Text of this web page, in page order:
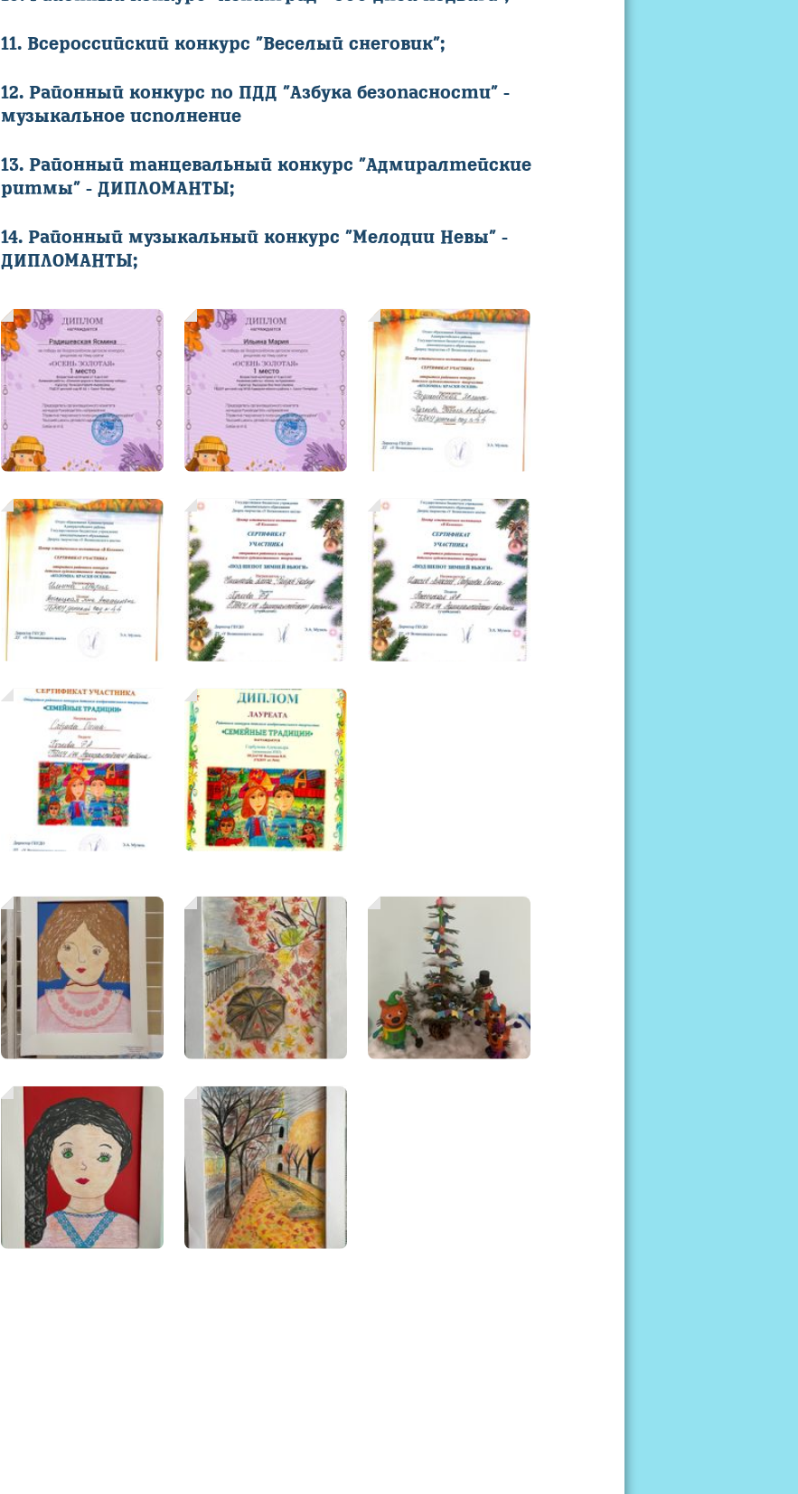
11. Всеросcийский конкурс "Веселый снеговик";
12. Районный конкурс по ПДД "Азбука безопасности" -
музыкальное исполнение
13. Районный танцевальный конкурс "Адмиралтейские
ритмы" - ДИПЛОМАНТЫ;
14. Районный музыкальный конкурс "Мелодии Невы" -
ДИПЛОМАНТЫ;